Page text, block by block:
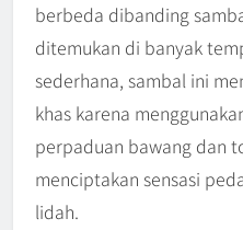
berbeda dibanding
ditemukan di banyak
sederhana, sambal ini
khas karena
perpaduan bawang dan
menciptakan sensasi
lidah.